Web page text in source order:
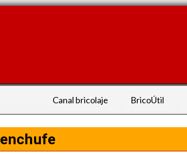
Canal bricolaje BricoÚtil
enchufe